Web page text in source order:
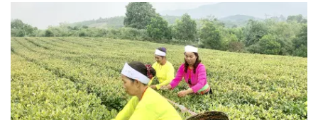
tạo, nâng cấp, tạo điều kiện thuận lợi cho phát triển kinh tế
- xã hội địa phương.